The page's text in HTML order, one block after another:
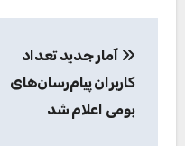
نوشته
آمار جدید تعداد
کاربران پیام‌رسان‌های
بومی اعلام شد